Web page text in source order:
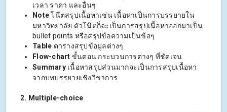
เวลา ราคา และอื่นๆ
Noteโน๊ตสรุปเนื้อหาเช่น เนื้อหาเป็นการบรรยายใน
มหาวิทยาลัย ตัวโน๊ตก็จะเป็นการสรุปเนื้อหาออกมาเป็น
bullet points หรือสรุปข้อความเป็นข้อๆ
Table ตารางสรุปข้อมูลต่างๆ
Flow-chart ขั้นตอน กระบวนการต่างๆ ที่ชัดเจน
Summaryเนื้อหาสรุปส่วนมากจะเป็นการสรุปเนื้อหา
จากบทบรรยายเชิงวิชาการ
2. Multiple-choice